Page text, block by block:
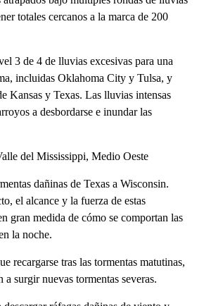
totales cercanos a la marca de 200
3 de 4 de lluvias excesivas para una
incluidas Oklahoma City y Tulsa, y
Kansas y Texas. Las lluvias intensas
a desbordarse e inundar las
del Mississippi, Medio Oeste
dañinas de Texas a Wisconsin.
el alcance y la fuerza de estas
gran medida de cómo se comportan las
la noche.
recargarse tras las tormentas matutinas,
a surgir nuevas tormentas severas.